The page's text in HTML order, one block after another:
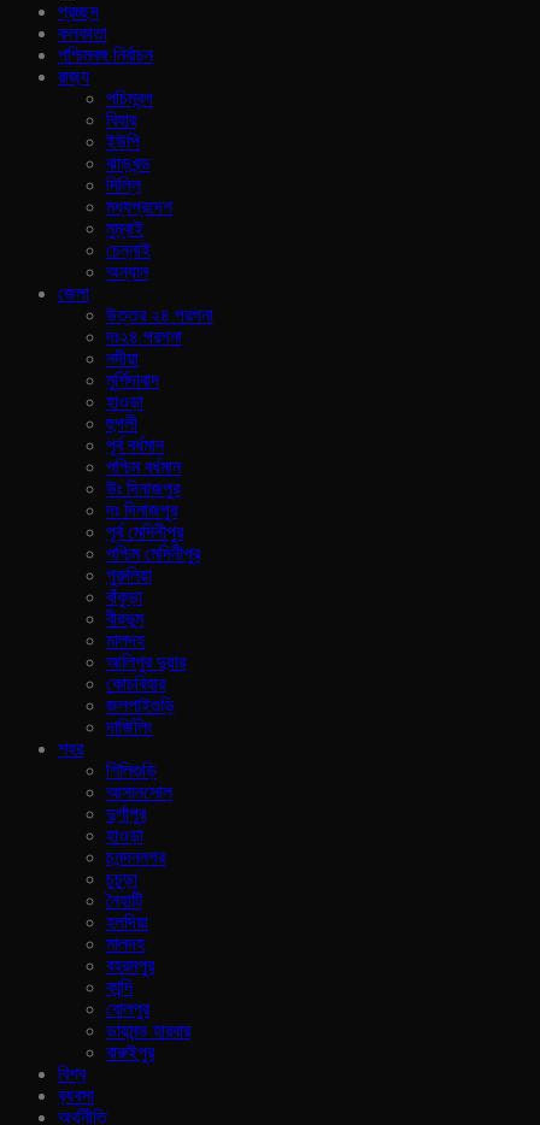
প্রচ্ছদ
কলকাতা
পশ্চিমবঙ্গ নির্বাচন
রাজ‍্য
পচিমবন্গ
বিহার
ইউপি
ঝাড়খন্ড
দিল্লি
মধ্যপ্রদেশ
মুম্বাই
চেন্নাই
অন্যান
জেলা
উত্তর ২৪ পরগনা
দঃ২৪ পরগনা
নদীয়া
মুর্শিদাবাদ
হাওড়া
হুগলী
পূর্ব বর্ধমান
পশ্চিম বর্ধমান
উঃ দিনাজপুর
দঃ দিনাজপুর
পূর্ব মেদিনীপুর
পশ্চিম মেদিনীপুর
পুরুলিয়া
বাঁকুড়া
বীরভুম
মালদহ
আলিপুর দুয়ার
কোচবিহার
জলপাইগুড়ি
দার্জিলিং
শহর
শিলিগুড়ি
আসানসোল
দুর্গাপুর
হাওড়া
চনন্দননগর
চুচুড়া
নৈহাটি
হলদিয়া
মালদহ
বহরমপুর
কান্দি
বোলপুর
ডায়মন্ড হারবার
বারুইপুর
বিশ্ব
ব‍্যবসা
অর্থনীতি